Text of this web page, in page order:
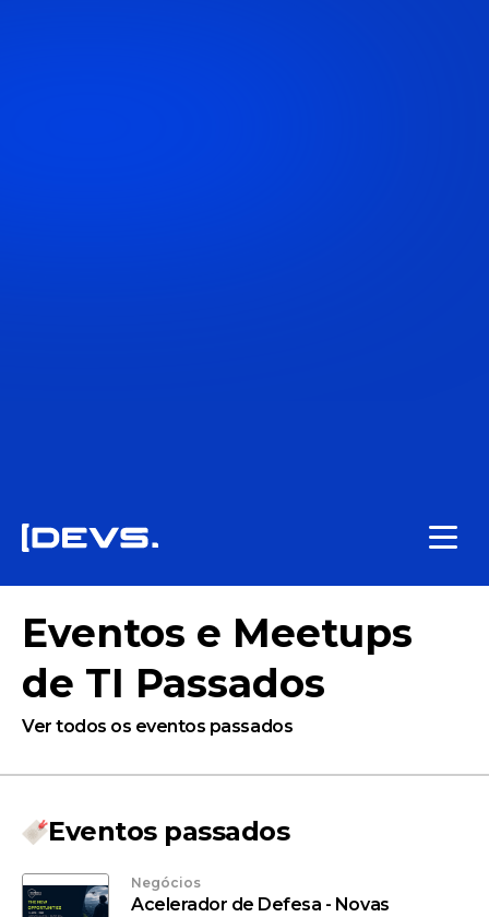
Eventos e Meetups
de TI Passados
Ver todos os eventos passados
Eventos passados
Negócios
Acelerador de Defesa - Novas